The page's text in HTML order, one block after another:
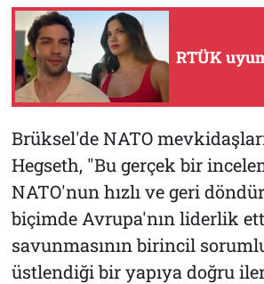
RTÜK
Brüksel'de NATO
Hegseth, "Bu gerçek bir
NATO'nun hızlı ve geri
biçimde Avrupa'nın liderlik
savunmasının birincil
üstlendiği bir yapıya doğru